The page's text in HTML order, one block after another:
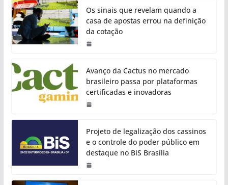
Os sinais que revelam quando a
casa de apostas errou na definição
da cotação
Avanço da Cactus no mercado
brasileiro passa por plataformas
certificadas e inovadoras
Projeto de legalização dos cassinos
e o controle do poder público em
destaque no BiS Brasília